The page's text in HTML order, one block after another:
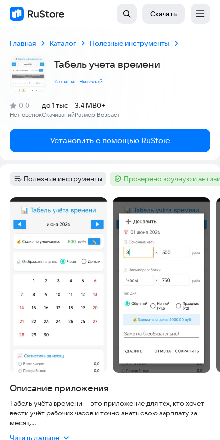
Скачать
Главная Каталог Полезные инструменты
Табель учета времени
Калинин Николай
Рейтинг:
0,0
(
Нет оценок
)
Скачиваний
до 1 тыс
Размер
3.4 MB
Возраст
0+
Установить с помощью RuStore
Категория:
Полезные инструменты Тег :Проверено вручную и
Скриншоты
Описание приложения
Табель учёта времени — это приложение для тех, кто хочет
вести учёт рабочих часов и точно знать свою зарплату за
месяц.
Читать дальше